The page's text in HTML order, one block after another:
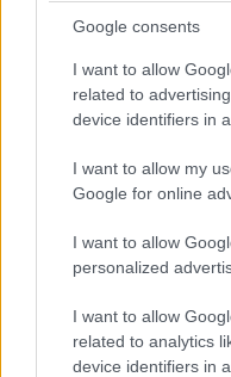
Google consents
I want to allow
related to
device identifiers in
I want to allow my
Google for online
I want to allow
personalized
I want to allow
related to analytics
device identifiers in
2022. szeptember 23. 5:16